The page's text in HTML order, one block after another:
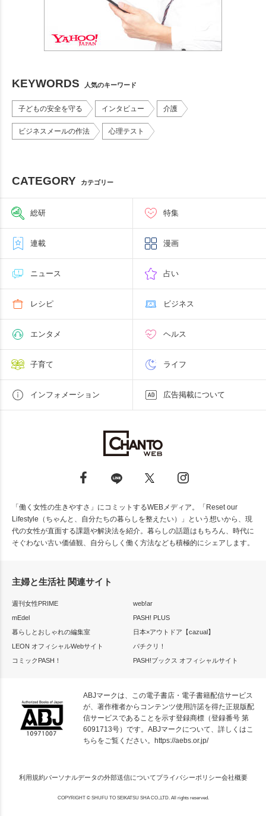
KEYWORDS 人気のキーワード
子どもの安全を守る インタビュー 介護
ビジネスメールの作法 心理テスト
CATEGORY カテゴリー
総研 特集
連載 漫画
ニュース 占い
レシピ ビジネス
エンタメ ヘルス
子育て ライフ
インフォメーション 広告掲載について
「働く女性の生きやすさ」にコミットするWEBメディア。「Reset our
Lifestyle（ちゃんと、自分たちの暮らしを整えたい）」という想いから、現
代の女性が直面する課題や解決法を紹介。暮らしの話題はもちろん、時代に
そぐわない古い価値観、自分らしく働く方法なども積極的にシェアします。
主婦と生活社 関連サイト
週刊女性PRIME
web!ar
mEdel
PASH! PLUS
暮らしとおしゃれの編集室
日本×アウトドア【cazual】
LEON オフィシャルWebサイト
パチクリ！
コミックPASH！
PASH!ブックス オフィシャルサイト
ABJマークは、この電子書店・電子書籍配信サービス
が、著作権者からコンテンツ使用許諾を得た正規版配
信サービスであることを示す登録商標（登録番号 第
6091713号）です。ABJマークについて、詳しくはこ
ちらをご覧ください。
https://aebs.or.jp/
利用規約パーソナルデータの外部送信についてプライバシーポリシー会社概要
COPYRIGHT © SHUFU TO SEIKATSU SHA CO.,LTD. All rights reserved.